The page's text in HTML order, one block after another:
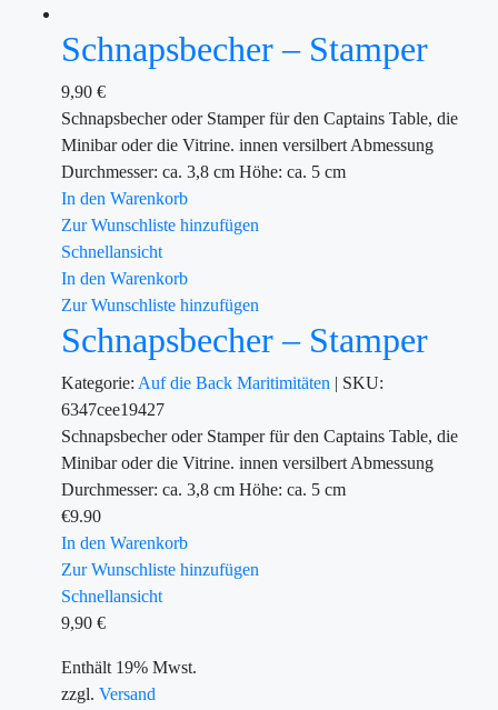
Schnapsbecher – Stamper
9,90 €
Schnapsbecher oder Stamper für den Captains Table, die
Minibar oder die Vitrine. innen versilbert Abmessung
Durchmesser: ca. 3,8 cm Höhe: ca. 5 cm
In den Warenkorb
Zur Wunschliste hinzufügen
Schnellansicht
In den Warenkorb
Zur Wunschliste hinzufügen
Schnapsbecher – Stamper
Kategorie: Auf die Back Maritimitäten | SKU:
6347cee19427
Schnapsbecher oder Stamper für den Captains Table, die
Minibar oder die Vitrine. innen versilbert Abmessung
Durchmesser: ca. 3,8 cm Höhe: ca. 5 cm
€9.90
In den Warenkorb
Zur Wunschliste hinzufügen
Schnellansicht
9,90 €
Enthält 19% Mwst.
zzgl. Versand